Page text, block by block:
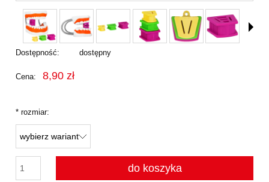
Dostępność: dostępny
Cena: 8,90 zł
* rozmiar:
do koszyka